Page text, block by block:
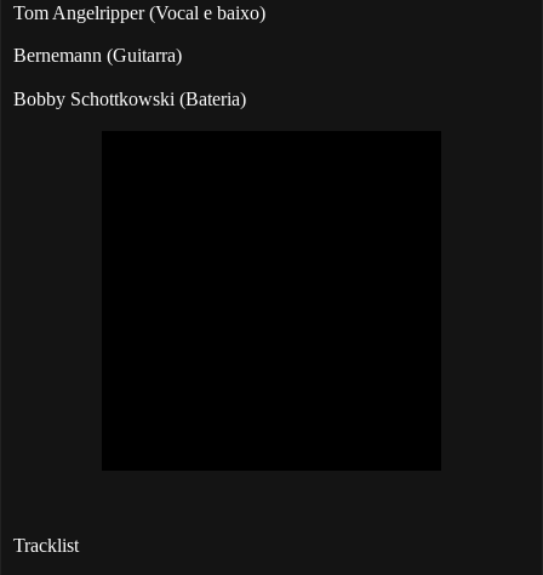
Tom Angelripper (Vocal e baixo)
Bernemann (Guitarra)
Bobby Schottkowski (Bateria)
Tracklist